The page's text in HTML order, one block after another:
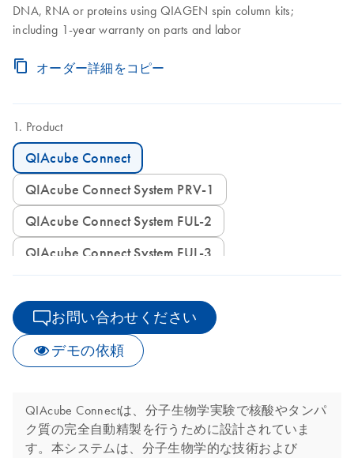
DNA, RNA or proteins using QIAGEN spin column kits;
including 1-year warranty on parts and labor
オーダー詳細をコピー
Product
QIAcube Connect
QIAcube Connect System PRV-1
QIAcube Connect System FUL-2
QIAcube Connect System FUL-3
お問い合わせください
デモの依頼
QIAcube Connectは、分子生物学実験で核酸やタンパ
ク質の完全自動精製を行うために設計されていま
す。本システムは、分子生物学的な技術および